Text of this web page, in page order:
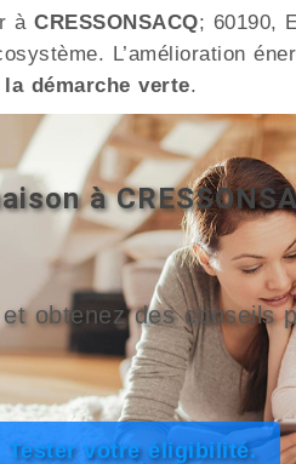
à CRESSONSACQ; 60190,
L’amélioration
démarche verte.
à
obtenez des conseils
Tester votre éligibilité.